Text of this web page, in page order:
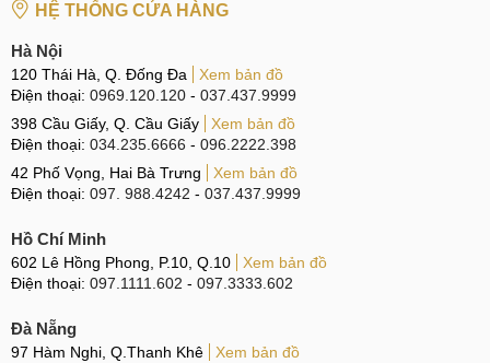
HỆ THỐNG CỬA HÀNG
Hà Nội
120 Thái Hà, Q. Đống Đa
Xem bản đồ
Điện thoại: 0969.120.120 - 037.437.9999
398 Cầu Giấy, Q. Cầu Giấy
Xem bản đồ
Điện thoại: 034.235.6666 - 096.2222.398
42 Phố Vọng, Hai Bà Trưng
Xem bản đồ
Điện thoại: 097. 988.4242 - 037.437.9999
Hồ Chí Minh
602 Lê Hồng Phong, P.10, Q.10
Xem bản đồ
Điện thoại: 097.1111.602 - 097.3333.602
Đà Nẵng
97 Hàm Nghi, Q.Thanh Khê
Xem bản đồ